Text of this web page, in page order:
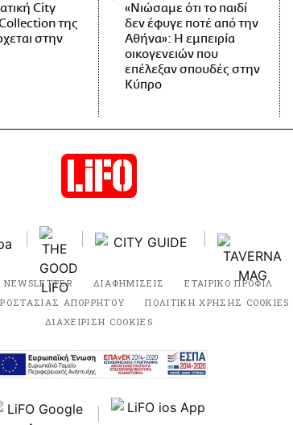
City
της
στην
«Νιώσαμε ότι το παιδί
δεν έφυγε ποτέ από την
Αθήνα»: Η εμπειρία
οικογενειών που
επέλεξαν σπουδές στην
Κύπρο
NEWSLETTER ΔΙΑΦΗΜΙΣΕΙΣ ΕΤΑΙΡΙΚΟ ΠΡΟΦΙΛ
ΑΠΟΡΡΗΤΟΥ
ΠΟΛΙΤΙΚΗ ΧΡΗΣΗΣ COOKIES
ΔΙΑΧΕΙΡΙΣΗ COOKIES